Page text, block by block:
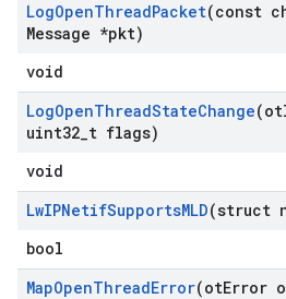
LogOpenThreadPacket(const
Message *pkt)
void
LogOpenThreadStateChange(ot
uint32 t flags)
void
LwIPNetifSupportsMLD(struct
bool
MapOpenThreadError(otError